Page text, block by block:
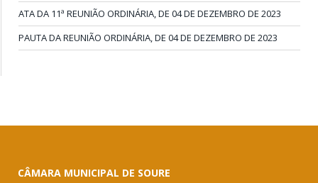
ATA DA 11ª REUNIÃO ORDINÁRIA, DE 04 DE DEZEMBRO DE 2023
PAUTA DA REUNIÃO ORDINÁRIA, DE 04 DE DEZEMBRO DE 2023
CÂMARA MUNICIPAL DE SOURE